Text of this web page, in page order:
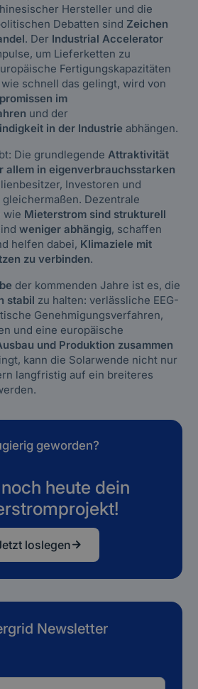
Hersteller und die
Debatten sind Zeichen
. Der Industrial Accelerator
um Lieferketten zu
Fertigungskapazitäten
schnell das gelingt, wird von
im
und der
in der Industrie abhängen.
Die grundlegendeAttraktivität
allem in eigenverbrauchsstarken
Investoren und
Dezentrale
wie Mieterstrom sind strukturell
weniger abhängig, schaffen
helfen dabei, Klimaziele mit
zu verbinden.
der kommenden Jahre ist es, die
stabil zu halten: verlässliche EEG-
Genehmigungsverfahren,
und eine europäische
und Produktion zusammen
kann die Solarwende nicht nur
langfristig auf ein breiteres
geworden?
heute dein
loslegen
Newsletter